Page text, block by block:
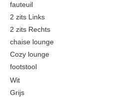
stalen stoel
teak stoel
Bistro tafel
Keramiek tafels
Picknicktafels
Teak tafels
fauteuil
2 zits Links
2 zits Rechts
chaise lounge
Cozy lounge
footstool
Wit
Grijs